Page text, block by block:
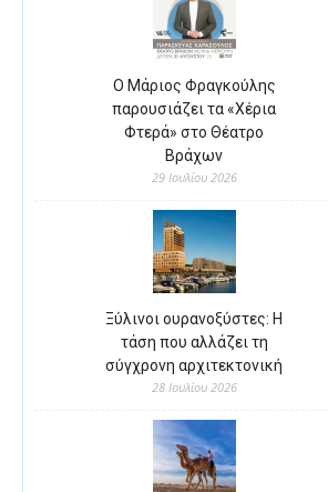
Ο Μάριος Φραγκούλης
παρουσιάζει τα «Χέρια
Φτερά» στο Θέατρο
Βράχων
29 Ιουλίου 2026
Ξύλινοι ουρανοξύστες: Η
τάση που αλλάζει τη
σύγχρονη αρχιτεκτονική
28 Ιουλίου 2026